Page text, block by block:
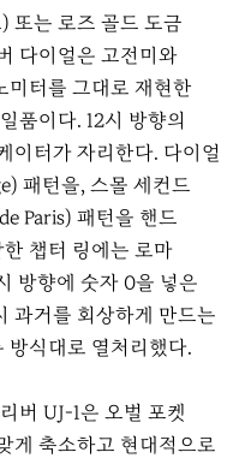
또는 로즈 골드 도금
다이얼은 고전미와
미터를 그대로 재현한
품이다. 12시 방향의
이터가 자리한다. 다이얼
패턴을, 스몰 세컨드
Paris) 패턴을 핸드
챕터 링에는 로마
방향에 숫자 0을 넣은
과거를 회상하게 만드는
방식대로 열처리했다.
버 UJ-1은 오벌 포켓
게 축소하고 현대적으로